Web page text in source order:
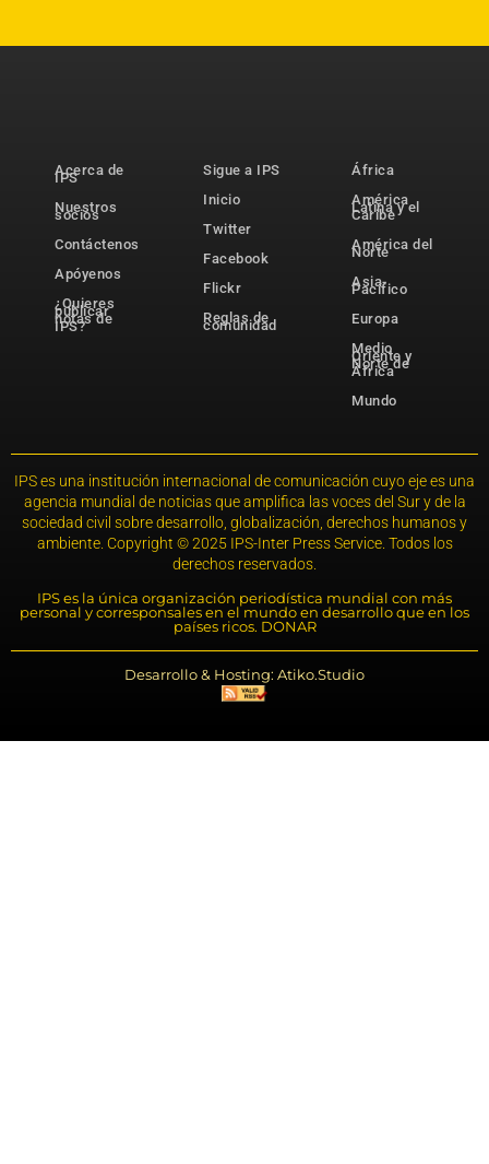
Acerca de
IPS
Nuestros
socios
Contáctenos
Apóyenos
¿Quieres
publicar
notas de
IPS?
Sigue a IPS
Inicio
Twitter
Facebook
Flickr
Reglas de
comunidad
África
América
Latina y el
Caribe
América del
Norte
Asia-
Pacífico
Europa
Medio
Oriente y
Norte de
África
Mundo
IPS es una institución internacional de comunicación cuyo eje es una
agencia mundial de noticias que amplifica las voces del Sur y de la
sociedad civil sobre desarrollo, globalización, derechos humanos y
ambiente. Copyright © 2025 IPS-Inter Press Service. Todos los
derechos reservados.
IPS es la única organización periodística mundial con más
personal y corresponsales en el mundo en desarrollo que en los
países ricos. DONAR
Desarrollo & Hosting: Atiko.Studio